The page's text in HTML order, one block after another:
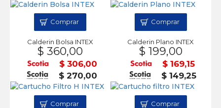
Calderin Bolsa INTEX
$ 360,00
$ 306,00
$ 270,00
Comprar
Calderin Plano INTEX
$ 199,00
$ 169,15
$ 149,25
Comprar
Comprar Comprar